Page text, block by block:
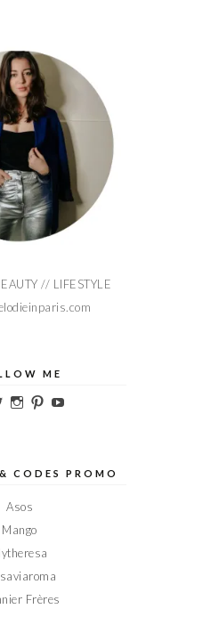
// LIFESTYLE
ME
Voir
sur
Voir
sur
Voir
sur sur
CODES PROMO
Asos
Mango
Frères